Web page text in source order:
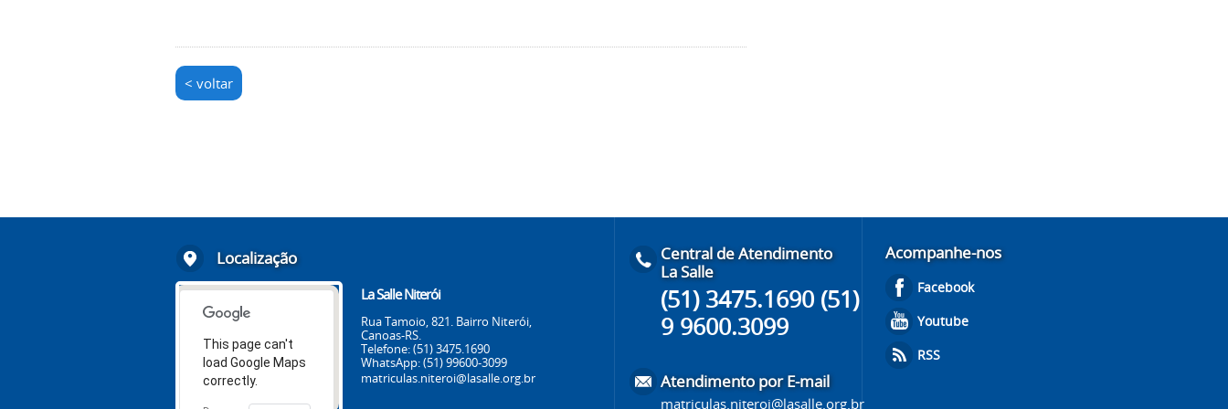
< voltar
Localização
This page can't
load Google Maps
correctly.
La Salle Niterói
Rua Tamoio, 821. Bairro Niterói,
Canoas-RS.
Telefone: (51) 3475.1690
WhatsApp: (51) 99600-3099
matriculas.niteroi@lasalle.org.br
Central de Atendimento
La Salle
(51) 3475.1690 (51)
9 9600.3099
Atendimento por E-mail
matriculas.niteroi@lasalle.org.br
Acompanhe-nos
Facebook
Youtube
RSS